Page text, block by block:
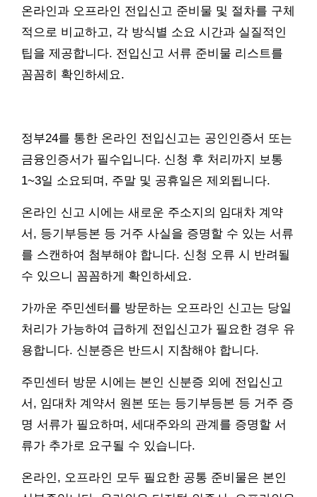
온라인과 오프라인 전입신고 준비물 및 절차를 구체
적으로 비교하고, 각 방식별 소요 시간과 실질적인
팁을 제공합니다. 전입신고 서류 준비물 리스트를
꼼꼼히 확인하세요.
정부24를 통한 온라인 전입신고는 공인인증서 또는
금융인증서가 필수입니다. 신청 후 처리까지 보통
1~3일 소요되며, 주말 및 공휴일은 제외됩니다.
온라인 신고 시에는 새로운 주소지의 임대차 계약
서, 등기부등본 등 거주 사실을 증명할 수 있는 서류
를 스캔하여 첨부해야 합니다. 신청 오류 시 반려될
수 있으니 꼼꼼하게 확인하세요.
가까운 주민센터를 방문하는 오프라인 신고는 당일
처리가 가능하여 급하게 전입신고가 필요한 경우 유
용합니다. 신분증은 반드시 지참해야 합니다.
주민센터 방문 시에는 본인 신분증 외에 전입신고
서, 임대차 계약서 원본 또는 등기부등본 등 거주 증
명 서류가 필요하며, 세대주와의 관계를 증명할 서
류가 추가로 요구될 수 있습니다.
온라인, 오프라인 모두 필요한 공통 준비물은 본인